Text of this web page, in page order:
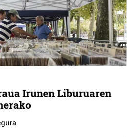
Irunen Liburuaren